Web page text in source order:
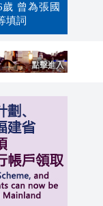
曾為張國
填詞